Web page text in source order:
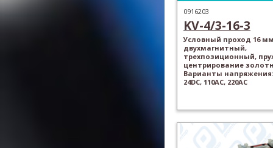
0916203
KV-4/3-16-3
Условный проход 16
двухмагнитный,
трехпозиционный,
центрирование
Варианты напряжения:
24DC, 110AC, 220AC